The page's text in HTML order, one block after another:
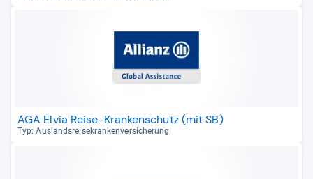
AGA Elvia Reise-Krankenschutz (mit SB)
Typ: Aus­lands­rei­se­kran­ken­ver­si­che­rung